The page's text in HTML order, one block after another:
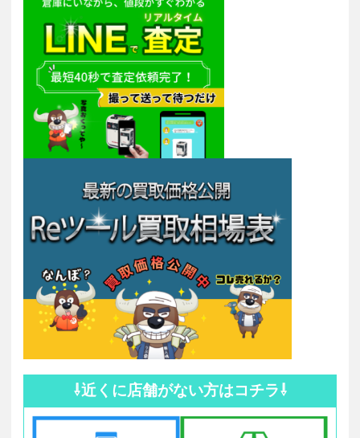
⇩近くに店舗がない方はコチラ⇩